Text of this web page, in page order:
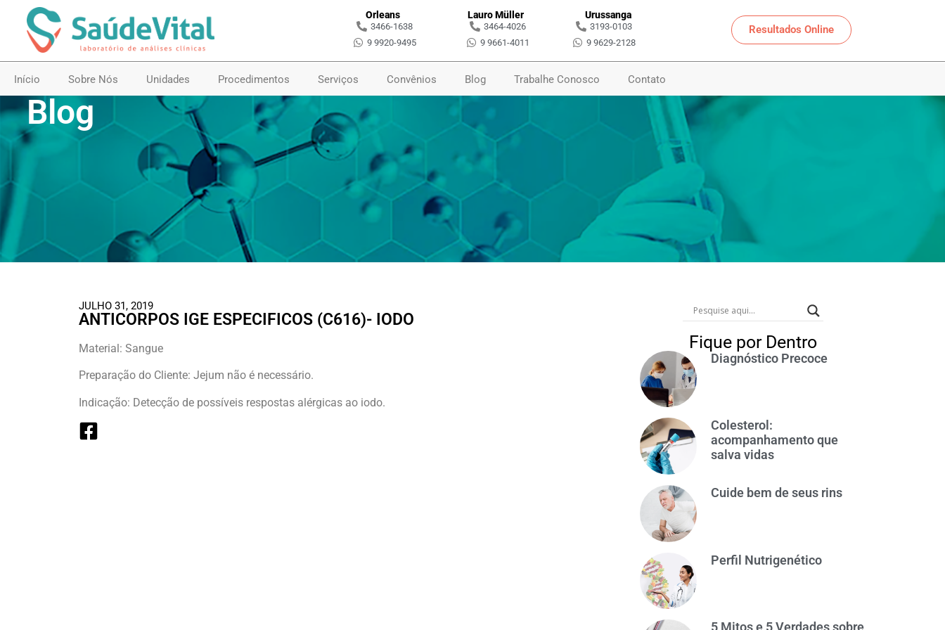
Orleans
3466-1638
9 9920-9495
Lauro Müller
3464-4026
9 9661-4011
Urussanga
3193-0103
9 9629-2128
Resultados Online
Início Sobre Nós Unidades Procedimentos Serviços Convênios Blog Trabalhe Conosco Contato
Blog
JULHO 31, 2019
ANTICORPOS IGE ESPECIFICOS (C616)- IODO
Material: Sangue
Preparação do Cliente: Jejum não é necessário.
Indicação: Detecção de possíveis respostas alérgicas ao iodo.
Fique por Dentro
Diagnóstico Precoce
Colesterol:
acompanhamento que
salva vidas
Cuide bem de seus rins
Perfil Nutrigenético
5 Mitos e 5 Verdades sobre